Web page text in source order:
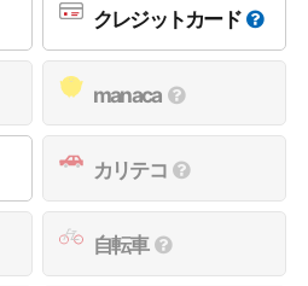
クレジットカード
manaca
カリテコ
自転車